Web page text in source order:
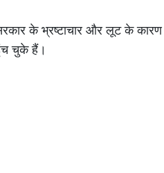
के भ्रष्टाचार और लूट के
चुके हैं।